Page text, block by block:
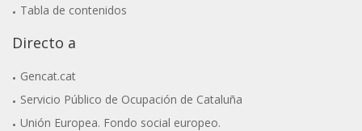
Tabla de contenidos
Directo a
Gencat.cat
Servicio Público de Ocupación de Cataluña
Unión Europea. Fondo social europeo.